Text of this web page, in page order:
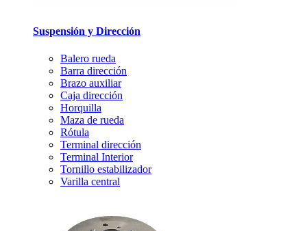
Suspensión y Dirección
Balero rueda
Barra dirección
Brazo auxiliar
Caja dirección
Horquilla
Maza de rueda
Rótula
Terminal dirección
Terminal Interior
Tornillo estabilizador
Varilla central